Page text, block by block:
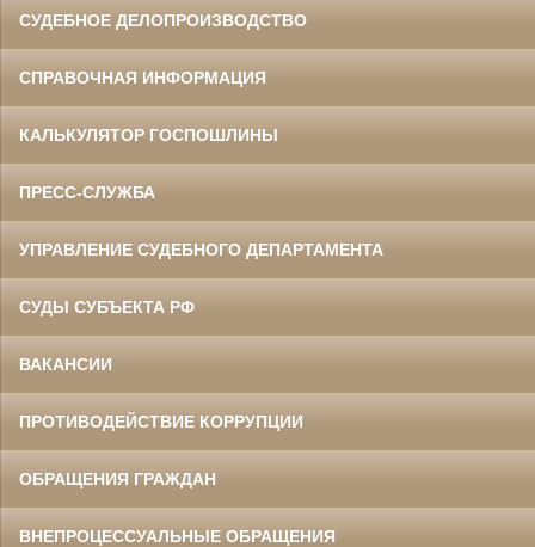
СУДЕБНОЕ ДЕЛОПРОИЗВОДСТВО
СПРАВОЧНАЯ ИНФОРМАЦИЯ
КАЛЬКУЛЯТОР ГОСПОШЛИНЫ
ПРЕСС-СЛУЖБА
УПРАВЛЕНИЕ СУДЕБНОГО ДЕПАРТАМЕНТА
СУДЫ СУБЪЕКТА РФ
ВАКАНСИИ
ПРОТИВОДЕЙСТВИЕ КОРРУПЦИИ
ОБРАЩЕНИЯ ГРАЖДАН
ВНЕПРОЦЕССУАЛЬНЫЕ ОБРАЩЕНИЯ